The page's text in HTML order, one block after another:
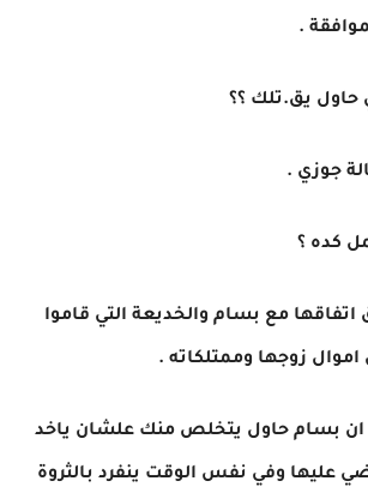
.
حاول يق.تلك ؟؟
جوزي .
كده ؟
اتفاقها مع بسام والخديعة التي قاموا
اموال زوجها وممتلكاته .
بسام حاول يتخلص منك علشان ياخد
عليها وفي نفس الوقت ينفرد بالثروة